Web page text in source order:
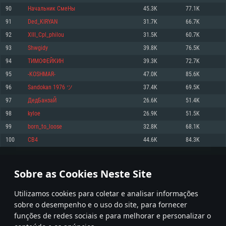
Sobre as Cookies Neste Site
Utilizamos cookies para coletar e analisar informações
sobre o desempenho e o uso do site, para fornecer
funções de redes sociais e para melhorar e personalizar o
Memória: 4GB
Placa Gráfica: Placa com DirectX 11: AMD Radeon 77XX / NVIDIA GeForce
GTX 660. Resolução mínima suportada: 720p
Network: Internet de banda larga.
Disco: 23,1 GB
Recomendado
superior, Radeon RX 570 ou superior
Disco: 75,9 GB
Memória: 6 GB
Placa Gráfica: Intel Iris Pro 5200 (Mac), equivalentes AMD/Nvidia para Mac.
Resolução mínima suportada: 720p com suporte Metal.
Network: Internet de banda larga.
Disco: 21,5 GB
Recomendado
Network: Internet de banda larga.
Memória: 4 GB
Placa Gráfica: NVIDIA 660 com os drivers mais recentes (não mais de 6
meses) / equivalentes AMD com os drivers mais recentes com suporte
Vulkan (não mais de 6 meses); Resolução mínima suportada: 720p.
Network: Internet de banda larga.
Disco: 21,5 GB
Recomendado
Sistema Operativo: Ubuntu 20.04 64bit
Processador: Intel Core i7
Memória: 16 GB
Placa Gráfica: NVIDIA 1060 com os drivers mais recentes (não mais de 6
meses) / equivalentes AMD (Radeon RX 570) com os drivers mais recentes
Network: Internet de banda larga.
90 Начальник СмеНы 45.3K 77.1K
91 Ded_KIRYAN 31.7K 66.7K
92 XIII_Cpl_philou 31.5K 60.7K
93 Shwgidy 39.8K 76.5K
94 ТИМОФЕЙКИН 39.3K 72.7K
95 -KOSHMAR- 47.0K 85.6K
96 Sandokan 1976 ツ 37.4K 69.5K
97 ДедБанзаЙ 26.6K 51.4K
98 kyloe 26.9K 51.5K
99 born_to_loose 32.8K 68.1K
100 СВ4 44.6K 84.3K